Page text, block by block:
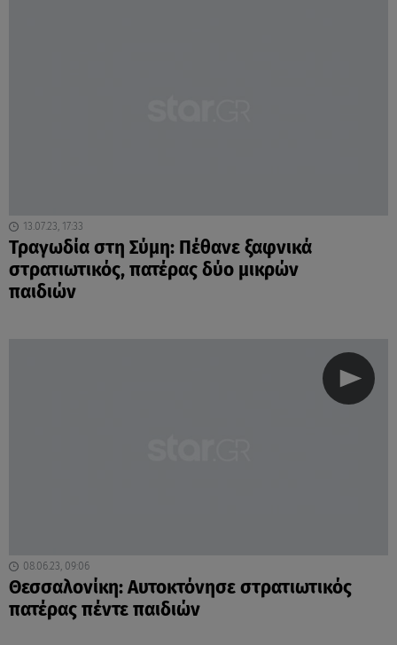
13.07.23, 17:33
Τραγωδία στη Σύμη: Πέθανε ξαφνικά
στρατιωτικός, πατέρας δύο μικρών
παιδιών
08.06.23, 09:06
Θεσσαλονίκη: Αυτοκτόνησε στρατιωτικός
πατέρας πέντε παιδιών